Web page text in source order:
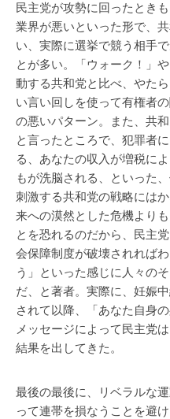
民主党が攻勢に回ったとき
業界が悪いといった形で、
い、実際に選挙で競う相手
とが多い。「ウォーク！」
動する共和党と比べ、やた
い言い回しを使って有権者
の悪いパターン。また、共
と言ったところで、犯罪者
る、あなたの収入が増税に
もが洗脳される、といった
刺激する共和党の戦略には
来への漠然とした危機より
とを恐れるのだから、民主
会保障制度が破壊されれば
う」といった感じに人々の
だ、と著者。実際に、妊娠
されて以降、「あなた自身
メッセージによって民主党
結果を出してきた。
最後の最後に、リベラルな
って連帯を損なうことを避